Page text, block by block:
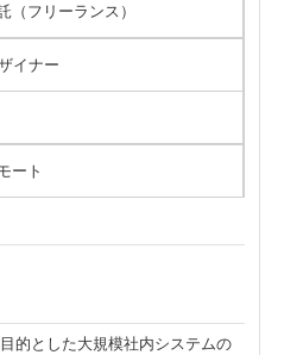
（フリーランス）
イナー
ート
的とした大規模社内システムの